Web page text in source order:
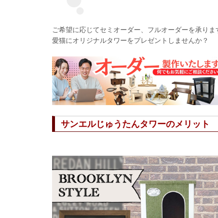
ご希望に応じてセミオーダー、フルオーダーを承りま
愛猫にオリジナルタワーをプレゼントしませんか？
サンエルじゅうたんタワーのメリット